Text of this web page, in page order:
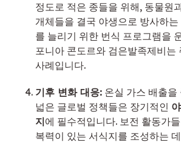
정도로 적은 종들을 위해, 동물원
개체들을 결국 야생으로 방사하
를 늘리기 위한 번식 프로그램을
포니아 콘도르와 검은발족제비는
사례입니다.
기후 변화 대응: 온실 가스 배출을
넓은 글로벌 정책들은 장기적인
지에 필수적입니다. 보전 활동가
복력이 있는 서식지를 조성하는